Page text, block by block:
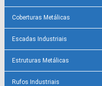
Coberturas Metálicas
Escadas Industriais
Estruturas Metálicas
Rufos Industriais